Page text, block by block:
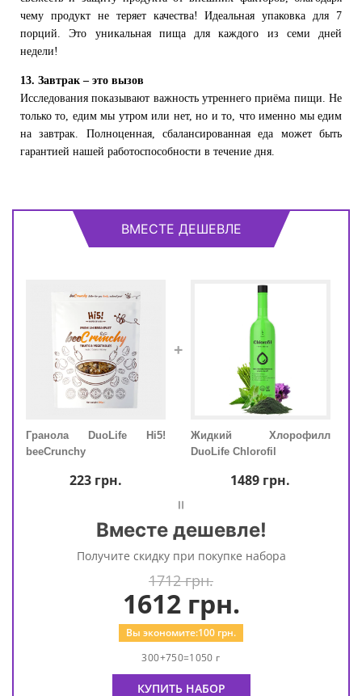
чему продукт не теряет качества! Идеальная упаковка для 7
порций. Это уникальная пища для каждого из семи дней
недели!
13. Завтрак – это вызов
Исследования показывают важность утреннего приёма пищи. Не
только то, едим мы утром или нет, но и то, что именно мы едим
на завтрак. Полноценная, сбалансированная еда может быть
гарантией нашей работоспособности в течение дня.
ВМЕСТЕ ДЕШЕВЛЕ
Гранола DuoLife Hi5!
beeCrunchy
223грн.
+
Жидкий Хлорофилл
DuoLife Chlorofil
1489 грн.
=
Вместе дешевле!
Получите скидку при покупке набора
1712 грн.
1612грн.
Вы экономите:100 грн.
300+750=1050 г
КУПИТЬ НАБОР